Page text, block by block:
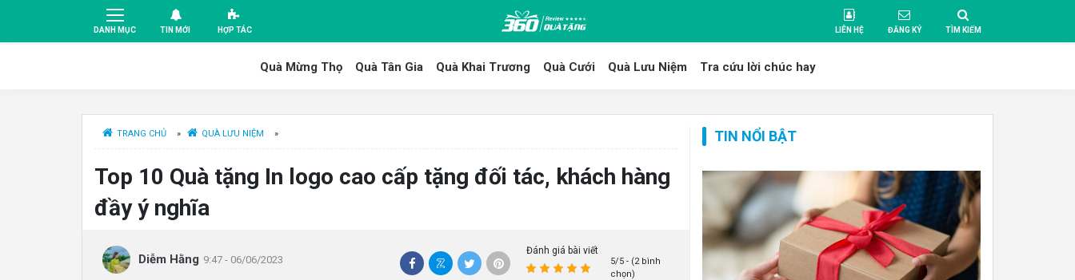
DANH MỤC TIN MỚI HỢP TÁC LIÊN HỆ ĐĂNG KÝ TÌM KIẾM
Quà Mừng Thọ Quà Tân Gia Quà Khai Trương Quà Cưới Quà Lưu Niệm Tra cứu lời chúc hay
TRANG CHỦ » QUÀ LƯU NIỆM »
Top 10 Quà tặng In logo cao cấp tặng đối tác, khách hàng
đầy ý nghĩa
Diễm Hằng 9:47 - 06/06/2023
Đánh giá bài viết
5/5 - (2 bình
chọn)
TIN NỔI BẬT